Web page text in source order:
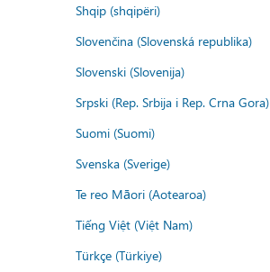
Shqip (shqipëri)
Slovenčina (Slovenská republika)
Slovenski (Slovenija)
Srpski (Rep. Srbija i Rep. Crna Gora)
Suomi (Suomi)
Svenska (Sverige)
Te reo Māori (Aotearoa)
Tiếng Việt (Việt Nam)
Türkçe (Türkiye)